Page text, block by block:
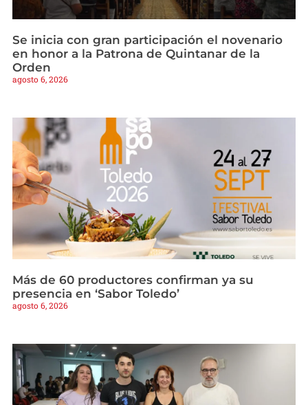
Se inicia con gran participación el novenario
en honor a la Patrona de Quintanar de la
Orden
agosto 6, 2026
Más de 60 productores confirman ya su
presencia en ‘Sabor Toledo’
agosto 6, 2026